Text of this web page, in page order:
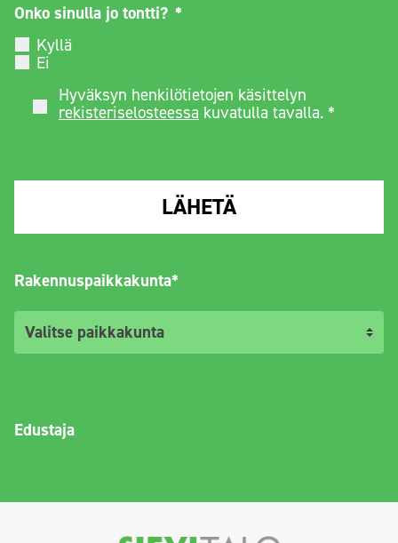
Onko sinulla jo tontti? *
Kyllä
Ei
Hyväksyn henkilötietojen käsittelyn
rekisteriselosteessa kuvatulla tavalla. *
Rakennuspaikkakunta*
Edustaja